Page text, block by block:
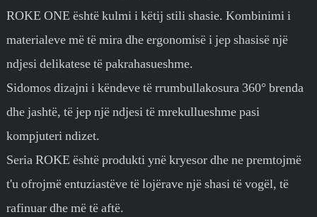
ROKE ONE është kulmi i këtij stili shasie. Kombinimi i
materialeve më të mira dhe ergonomisë i jep shasisë një
ndjesi delikatese të pakrahasueshme.
Sidomos dizajni i këndeve të rrumbullakosura 360° brenda
dhe jashtë, të jep një ndjesi të mrekullueshme pasi
kompjuteri ndizet.
Seria ROKE është produkti ynë kryesor dhe ne premtojmë
t'u ofrojmë entuziastëve të lojërave një shasi të vogël, të
rafinuar dhe më të aftë.